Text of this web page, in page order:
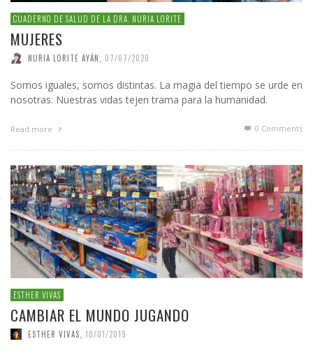
CUADERNO DE SALUD DE LA DRA. NURIA LORITE
MUJERES
NURIA LORITE AYÁN 07/07/2020
Somos iguales, somos distintas. La magia del tiempo se urde en
nosotras. Nuestras vidas tejen trama para la humanidad.
Read more 0 Comments
ESTHER VIVAS
CAMBIAR EL MUNDO JUGANDO
ESTHER VIVAS 10/01/2019